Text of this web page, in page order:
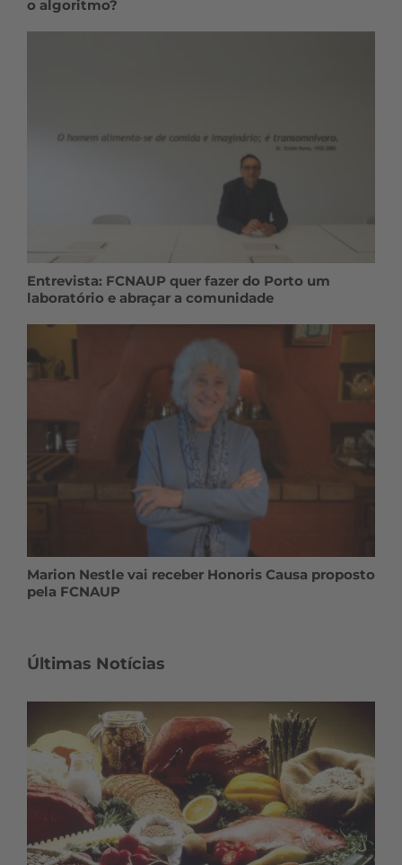
o algoritmo?
Entrevista: FCNAUP quer fazer do Porto um
laboratório e abraçar a comunidade
Marion Nestle vai receber Honoris Causa proposto
pela FCNAUP
Últimas Notícias